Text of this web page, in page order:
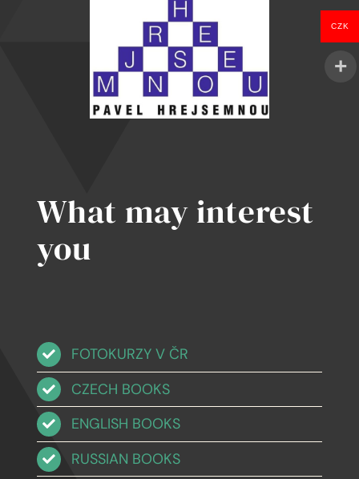
kalendáře
What may interest
you
FOTOKURZY V ČR
CZECH BOOKS
ENGLISH BOOKS
RUSSIAN BOOKS
CZK